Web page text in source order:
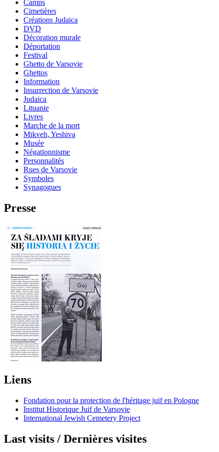
Camps
Cimetières
Créations Judaica
DVD
Décoration murale
Déportation
Festival
Ghetto de Varsovie
Ghettos
Information
Insurrection de Varsovie
Judaica
Lituanie
Livres
Marche de la mort
Mikveh, Yeshiva
Musée
Négationnisme
Personnalités
Rues de Varsovie
Symboles
Synagogues
Presse
Liens
Fondation pour la protection de l'héritage juif en Pologne
Institut Historique Juif de Varsovie
International Jewish Cemetery Project
Last visits / Dernières visites